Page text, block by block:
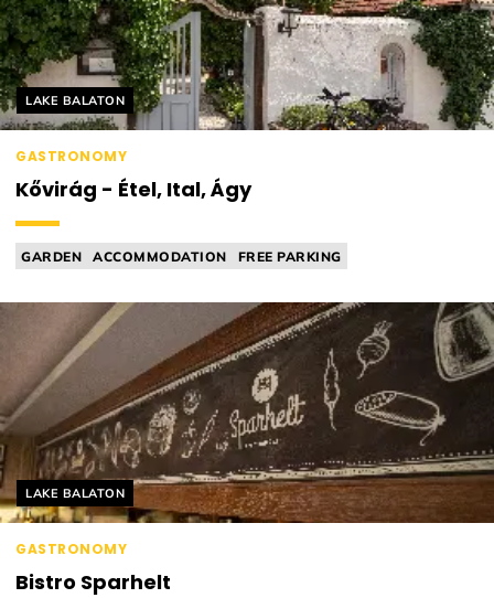
Helyszín címkék:
LAKE BALATON
GASTRONOMY
Kővirág - Étel, Ital, Ágy
GARDEN ACCOMMODATION
FREE PARKING
Helyszín címkék:
LAKE BALATON
GASTRONOMY
Bistro Sparhelt